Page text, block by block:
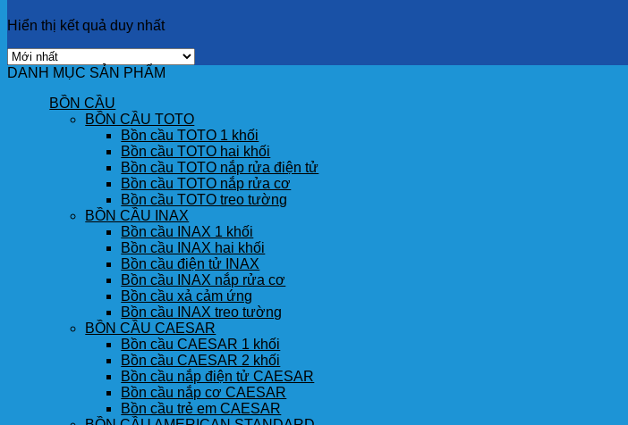
Hiển thị kết quả duy nhất
DANH MỤC SẢN PHẨM
BỒN CẦU
BỒN CẦU TOTO
Bồn cầu TOTO 1 khối
Bồn cầu TOTO hai khối
Bồn cầu TOTO nắp rửa điện tử
Bồn cầu TOTO nắp rửa cơ
Bồn cầu TOTO treo tường
BỒN CẦU INAX
Bồn cầu INAX 1 khối
Bồn cầu INAX hai khối
Bồn cầu điện tử INAX
Bồn cầu INAX nắp rửa cơ
Bồn cầu xả cảm ứng
Bồn cầu INAX treo tường
BỒN CẦU CAESAR
Bồn cầu CAESAR 1 khối
Bồn cầu CAESAR 2 khối
Bồn cầu nắp điện tử CAESAR
Bồn cầu nắp cơ CAESAR
Bồn cầu trẻ em CAESAR